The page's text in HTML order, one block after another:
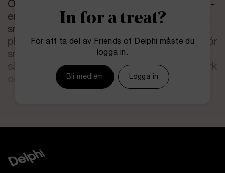
Olvenmark som driver Portionen Under Tian -
en plattform med fokus på mat som är
snällare för klimatet, bra för kroppen och
plånboken. Ta del av hennes tio bästa tips för
snabb, lättlagad och billig mat som passar
särskilt bra under studietiden då både tid, ork
och pengar ofta är en bristvara.
In for a treat?
För att ta del av Friends of Delphi måste du
logga in.
Bli medlem Logga in